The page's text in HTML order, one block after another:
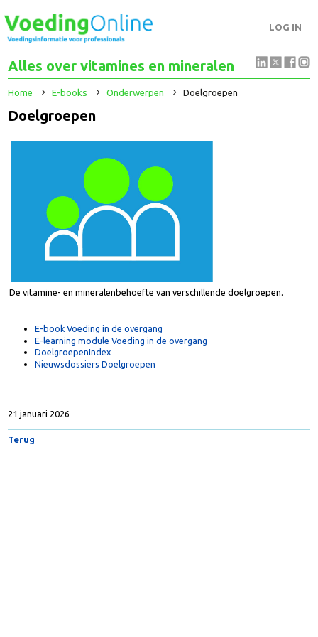
LOG IN
Alles over vitamines en mineralen
Home E-books Onderwerpen Doelgroepen
Doelgroepen
E-book Voeding in de overgang
E-learning module Voeding in de overgang
DoelgroepenIndex
21 januari 2026